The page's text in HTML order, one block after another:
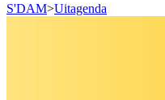
S'DAM>Uitagenda